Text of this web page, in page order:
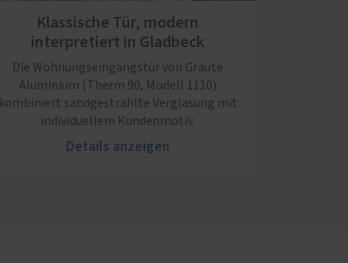
Klassische Tür, modern
interpretiert in Gladbeck
Die Wohnungseingangstür von Graute
Aluminium (Therm 90, Modell 1110)
kombiniert sandgestrahlte Verglasung mit
individuellem Kundenmotiv.
Details anzeigen